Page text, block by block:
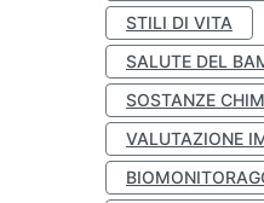
STILI DI VITA
SALUTE DEL
SOSTANZE
VALUTAZIONE